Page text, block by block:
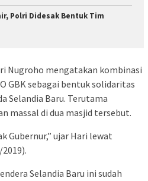
Polri Didesak Bentuk Tim
Nugroho mengatakan kombinasi
GBK sebagai bentuk solidaritas
Selandia Baru. Terutama
massal di dua masjid tersebut.
Gubernur,” ujar Hari lewat
Selandia Baru ini sudah